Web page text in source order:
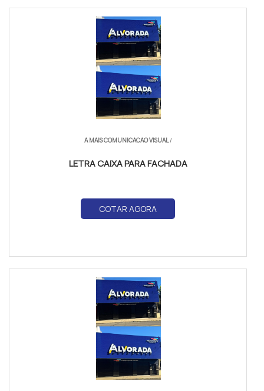
A MAIS COMUNICACAO VISUAL/
LETRA CAIXA PARA FACHADA
COTAR AGORA